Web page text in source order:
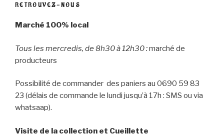
RETROUVEZ-NOUS
Marché 100% local
Tous les mercredis, de 8h30 à 12h30 :marché de
producteurs
Possibilité de commander des paniers au 0690 59 83
23 (délais de commande le lundi jusqu’à 17h : SMS ou via
whatsaap).
Visite de la collection et Cueillette